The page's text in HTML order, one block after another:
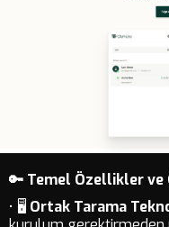
🔑 Temel Özellikler
• 🖥️ Ortak Tarama